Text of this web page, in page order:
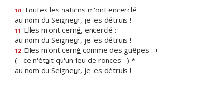
10 Toutes les nations m'ont encerclé :
au nom du Seigneur, je les détruis !
11 Elles m'ont cerné, encerclé :
au nom du Seigneur, je les détruis !
12 Elles m'ont cerné comme des guêpes : +
(– ce n'était qu'un feu de ronces –) *
au nom du Seigneur, je les détruis !